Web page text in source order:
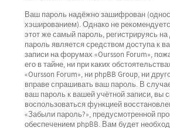
Ваш пароль надёжно зашифрован
хэшированием). Однако не
этот же самый пароль, регистрируясь
пароль является средством доступа к
записи на форумах «Oursson Forum»,
его в тайне, ни при каких
«Oursson Forum», ни phpBB Group, ни
вправе спрашивать ваш пароль. В
ваш пароль к вашей учётной записи, вы
воспользоваться функцией
«Забыли пароль?», предусмотренной
обеспечением phpBB. Вам будет